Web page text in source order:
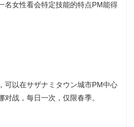
名女性看会特定技能的特点PM能得
可以在サザナミタウン城市PM中心
对战，每日一次，仅限春季。